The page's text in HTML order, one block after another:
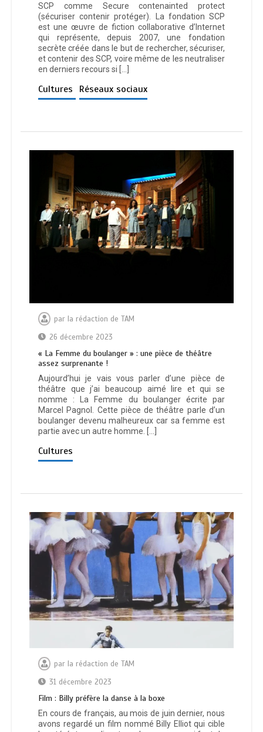
SCP comme Secure contenainted protect
(sécuriser contenir protéger). La fondation SCP
est une œuvre de fiction collaborative d’Internet
qui représente, depuis 2007, une fondation
secrète créée dans le but de rechercher, sécuriser,
et contenir des SCP, voire même de les neutraliser
en derniers recours si […]
Cultures Réseaux sociaux
par la rédaction de TAM
26 décembre 2023
« La Femme du boulanger » : une pièce de théâtre
assez surprenante !
Aujourd’hui je vais vous parler d’une pièce de
théâtre que j’ai beaucoup aimé lire et qui se
nomme : La Femme du boulanger écrite par
Marcel Pagnol. Cette pièce de théâtre parle d’un
boulanger devenu malheureux car sa femme est
partie avec un autre homme. […]
Cultures
par la rédaction de TAM
31 décembre 2023
Film : Billy préfère la danse à la boxe
En cours de français, au mois de juin dernier, nous
avons regardé un film nommé Billy Elliot qui cible